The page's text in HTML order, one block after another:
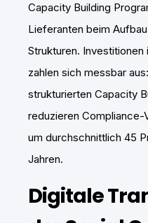
Capacity Building
Lieferanten beim
Strukturen. Investitionen
zahlen sich messbar
strukturierten Capacity
reduzieren
um durchschnittlich 45
Jahren.
Digitale